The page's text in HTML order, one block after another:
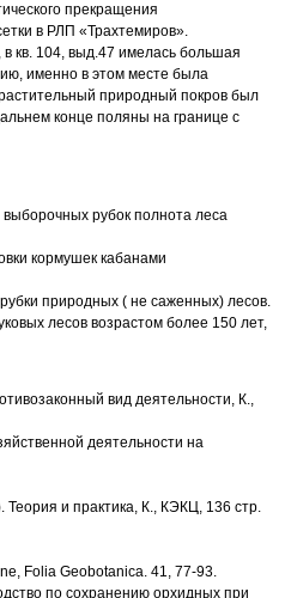
прекращения
в РЛП «Трахтемиров».
кв. 104, выд.47 имелась большая
именно в этом месте была
природный покров был
конце поляны на границе с
рубок полнота леса
кормушек кабанами
природных ( не саженных) лесов.
лесов возрастом более 150 лет,
вид деятельности, К.,
деятельности на
и практика, К., КЭКЦ, 136 стр.
Folia Geobotanica. 41, 77-93.
по сохранению орхидных при